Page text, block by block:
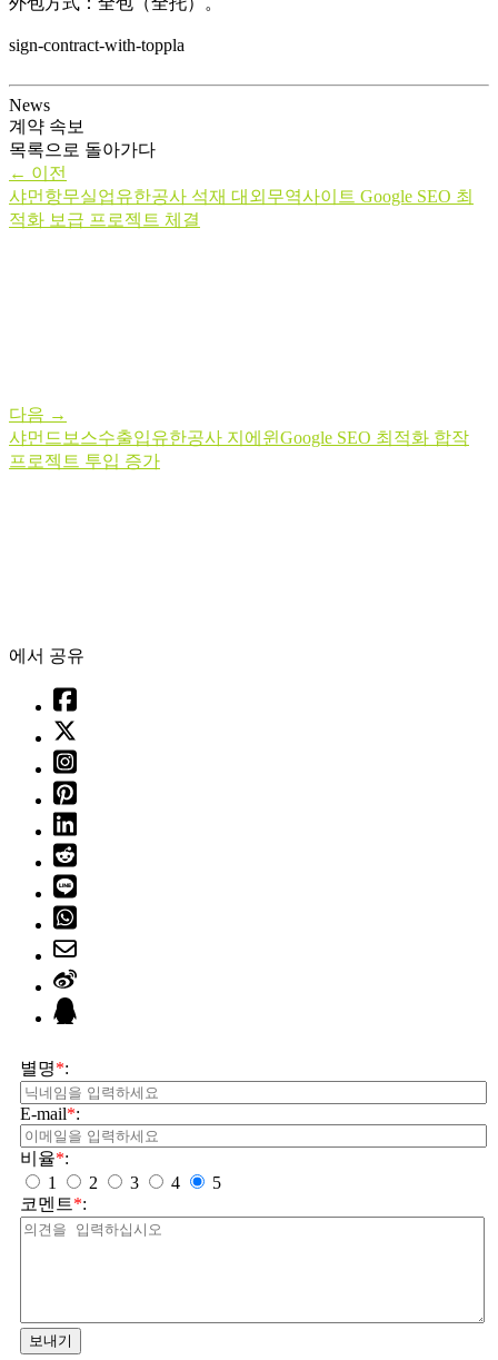
sign-contract-with-toppla
News
계약 속보
목록으로 돌아가다
← 이전
샤먼항무실업유한공사 석재 대외무역사이트 Google SEO 최
적화 보급 프로젝트 체결
다음 →
샤먼드보스수출입유한공사 지에윈Google SEO 최적화 합작
프로젝트 투입 증가
에서 공유
별명*:
E-mail*:
비율*:
1
2 3 4
5
코멘트*:
보내기